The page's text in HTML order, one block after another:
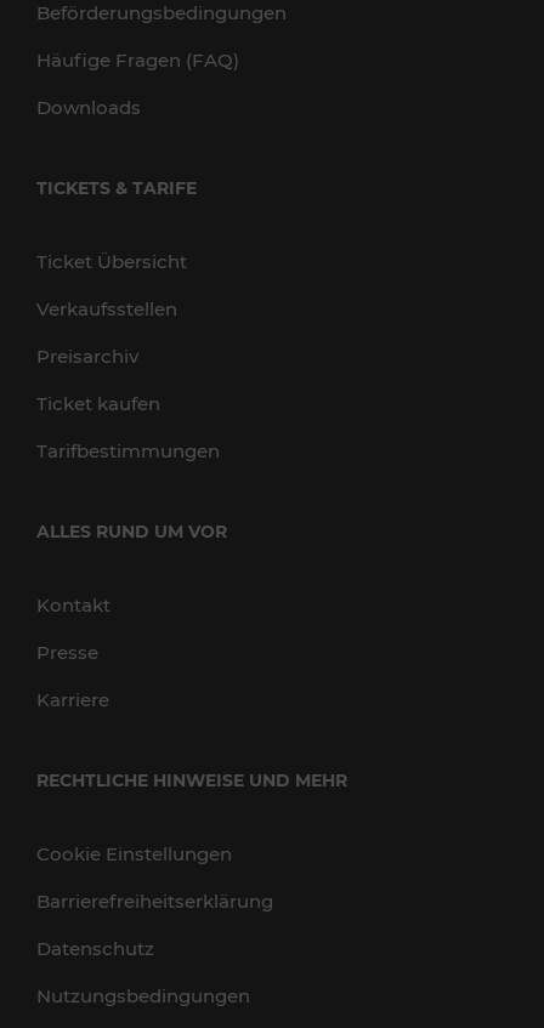
Beförderungsbedingungen
Häufige Fragen (FAQ)
Downloads
TICKETS & TARIFE
Ticket Übersicht
Verkaufsstellen
Preisarchiv
Ticket kaufen
Tarifbestimmungen
ALLES RUND UM VOR
Kontakt
Presse
Karriere
RECHTLICHE HINWEISE UND MEHR
Cookie Einstellungen
Barrierefreiheitserklärung
Datenschutz
Nutzungsbedingungen